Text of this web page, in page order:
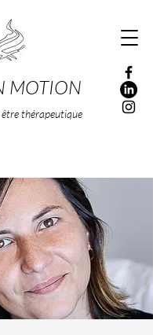
MOTION
être thérapeutique